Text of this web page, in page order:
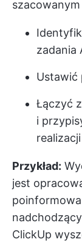
zadania
Ustawić
Łączyć
i
Przykład:
jest
ClickUp